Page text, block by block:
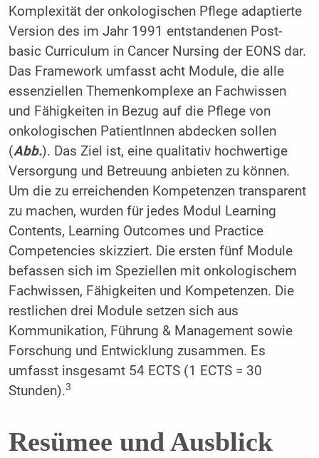
Komplexität der onkologischen Pflege adaptierte
Version des im Jahr 1991 entstandenen Post-
basic Curriculum in Cancer Nursing der EONS dar.
Das Framework umfasst acht Module, die alle
essenziellen Themenkomplexe an Fachwissen
und Fähigkeiten in Bezug auf die Pflege von
onkologischen PatientInnen abdecken sollen
(Abb.). Das Ziel ist, eine qualitativ hochwertige
Versorgung und Betreuung anbieten zu können.
Um die zu erreichenden Kompetenzen transparent
zu machen, wurden für jedes Modul Learning
Contents, Learning Outcomes und Practice
Competencies skizziert. Die ersten fünf Module
befassen sich im Speziellen mit onkologischem
Fachwissen, Fähigkeiten und Kompetenzen. Die
restlichen drei Module setzen sich aus
Kommunikation, Führung & Management sowie
Forschung und Entwicklung zusammen. Es
umfasst insgesamt 54 ECTS (1 ECTS = 30
Stunden).3
Resümee und Ausblick